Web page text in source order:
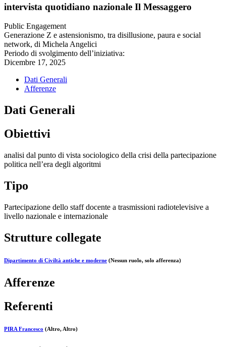
intervista quotidiano nazionale Il Messaggero
Public Engagement
Generazione Z e astensionismo, tra disillusione, paura e social
network, di Michela Angelici
Periodo di svolgimento dell’iniziativa:
Dicembre 17, 2025
Dati Generali
Afferenze
Dati Generali
Obiettivi
analisi dal punto di vista sociologico della crisi della partecipazione
politica nell’era degli algoritmi
Tipo
Partecipazione dello staff docente a trasmissioni radiotelevisive a
livello nazionale e internazionale
Strutture collegate
Dipartimento di Civiltà antiche e moderne (Nessun ruolo, solo afferenza)
Afferenze
Referenti
PIRA Francesco (Altro, Altro)